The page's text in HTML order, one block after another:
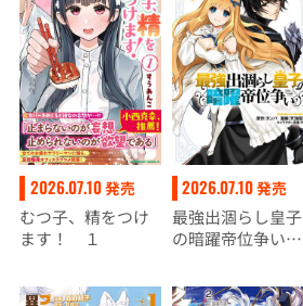
2026.07.10発売
むつ子、精をつけ
ます！ １
2026.07.10発売
最強出涸らし皇子
の暗躍帝位争い